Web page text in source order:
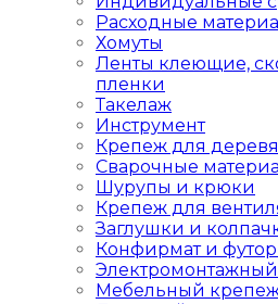
Расходные
Хомуты
Ленты клеющие,
пленки
Такелаж
Инструмент
Крепеж для
Сварочные
Шурупы и крюки
Крепеж для
Заглушки и
Конфирмат и
Мебельный